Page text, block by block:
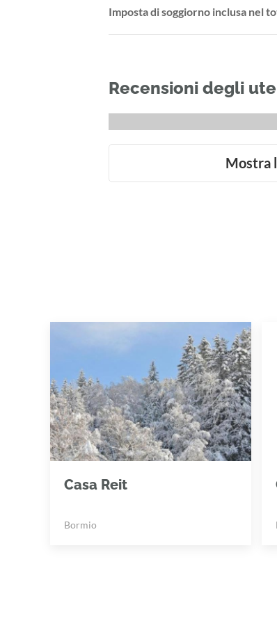
Imposta di soggiorno inclusa nel
Recensioni degli
Mostra
Casa Reit
Bormio